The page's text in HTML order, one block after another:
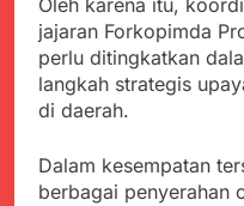
Oleh karena itu,
jajaran Forkopimda
perlu ditingkatkan
langkah strategis
di daerah.
Dalam kesempatan
berbagai penyerahan